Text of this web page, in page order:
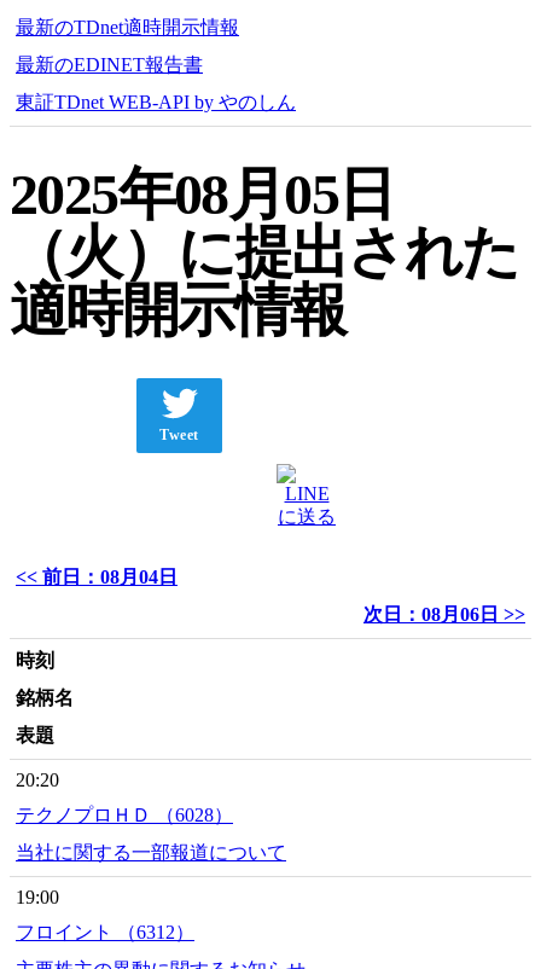
最新のTDnet適時開示情報
最新のEDINET報告書
東証TDnet WEB-API by やのしん
2025年08月05日
（火）に提出された
適時開示情報
Tweet
<< 前日：08月04日
次日：08月06日 >>
時刻
銘柄名
表題
20:20
テクノプロＨＤ （6028）
当社に関する一部報道について
19:00
フロイント （6312）